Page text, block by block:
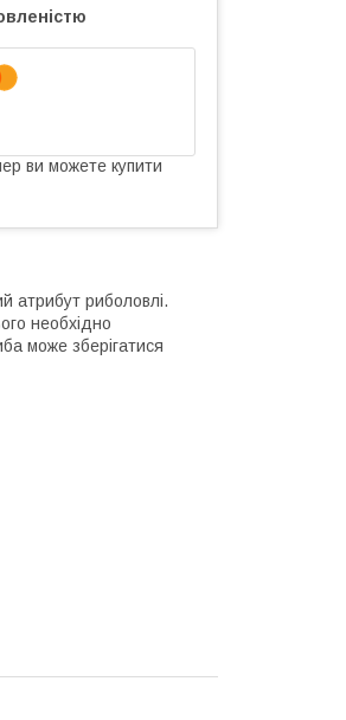
ви можете купити
атрибут риболовлі.
необхідно
може зберігатися